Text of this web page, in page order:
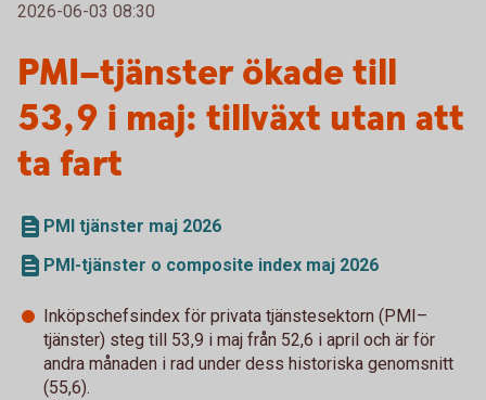
2026-06-03 08:30
PMI–tjänster ökade till
53,9 i maj: tillväxt utan att
ta fart
PMI tjänster maj 2026
PMI-tjänster o composite index maj 2026
Inköpschefsindex för privata tjänstesektorn (PMI–
tjänster) steg till 53,9 i maj från 52,6 i april och är för
andra månaden i rad under dess historiska genomsnitt
(55,6).